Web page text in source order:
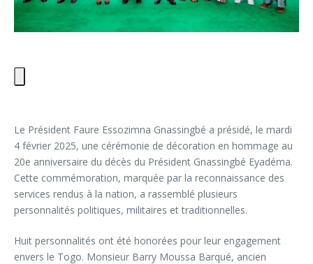
Le Président Faure Essozimna Gnassingbé a présidé, le mardi
4 février 2025, une cérémonie de décoration en hommage au
20e anniversaire du décès du Président Gnassingbé Eyadéma.
Cette commémoration, marquée par la reconnaissance des
services rendus à la nation, a rassemblé plusieurs
personnalités politiques, militaires et traditionnelles.
Huit personnalités ont été honorées pour leur engagement
envers le Togo. Monsieur Barry Moussa Barqué, ancien